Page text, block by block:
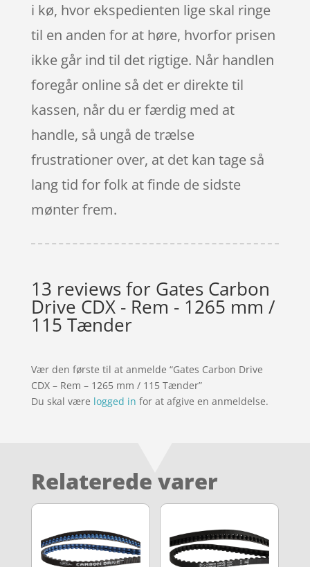
i kø, hvor ekspedienten lige skal ringe
til en anden for at høre, hvorfor prisen
ikke går ind til det rigtige. Når handlen
foregår online så det er direkte til
kassen, når du er færdig med at
handle, så ungå de trælse
frustrationer over, at det kan tage så
lang tid for folk at finde de sidste
mønter frem.
13 reviews for Gates Carbon
Drive CDX - Rem - 1265 mm /
115 Tænder
Vær den første til at anmelde “Gates Carbon Drive
CDX – Rem – 1265 mm / 115 Tænder”
Du skal være logged in for at afgive en anmeldelse.
Relaterede varer